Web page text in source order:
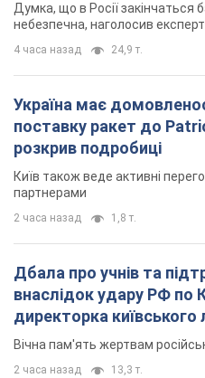
Думка, що в Росії закінчаться
небезпечна, наголосив експерт
4 часа назад 24,9 т.
Україна має
поставку ракет до
розкрив подробиці
Київ також веде активні
партнерами
2 часа назад 1,8 т.
Дбала про учнів та
внаслідок удару РФ по
директорка київського
Вічна пам'ять жертвам
2 часа назад 13,3 т.